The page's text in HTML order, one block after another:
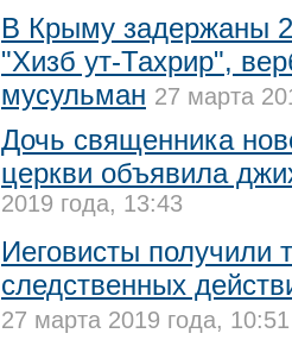
В Крыму задержаны
"Хизб ут-Тахрир",
мусульман 27 марта
Дочь священника
церкви объявила
2019 года, 13:43
Иеговисты получили
следственных
27 марта 2019 года, 10:51